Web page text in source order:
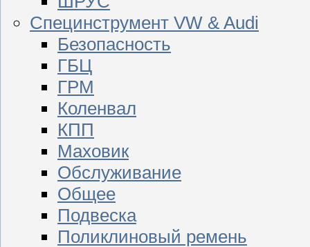
Специнструмент VW & Audi
Безопасность
ГБЦ
ГРМ
Коленвал
КПП
Маховик
Обслуживание
Общее
Подвеска
Поликлиновый ремень